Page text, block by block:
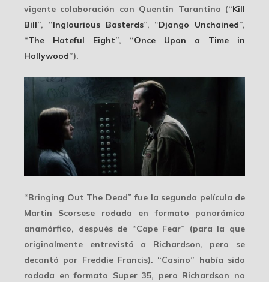
vigente colaboración con Quentin Tarantino (“Kill
Bill”, “Inglourious Basterds”, “Django Unchained”,
“The Hateful Eight”, “Once Upon a Time in
Hollywood”).
“Bringing Out The Dead” fue la segunda película de
Martin Scorsese rodada en formato panorámico
anamórfico, después de “Cape Fear” (para la que
originalmente entrevistó a Richardson, pero se
decantó por Freddie Francis). “Casino” había sido
rodada en formato Super 35, pero Richardson no